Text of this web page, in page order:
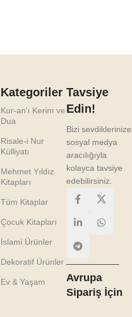
Kategoriler
Kur-an'ı Kerim ve
Dua
Risale-i Nur
Külliyatı
Mehmet Yıldız
Kitapları
Tüm Kitaplar
Çocuk Kitapları
İslami Ürünler
Dekoratif Ürünler
Ev & Yaşam
Tavsiye
Edin!
Bizi sevdiklerinize
sosyal medya
aracılığıyla
kolayca tavsiye
edebilirsiniz.
Avrupa
Sipariş İçin